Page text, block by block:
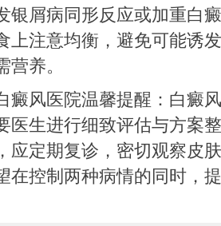
银屑病同形反应或加重白
上注意均衡，避免可能诱
养。
癜风医院温馨提醒：白癜
医生进行细致评估与方案
应定期复诊，密切观察皮
在控制两种病情的同时，